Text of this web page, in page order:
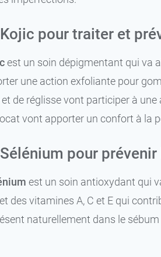
pour traiter et
est un soin dépigmentant qui va
une action exfoliante pour
de réglisse vont participer à
vont apporter un confort à la
pour
est un soin antioxydant qui
des vitamines A, C et E qui
naturellement dans le